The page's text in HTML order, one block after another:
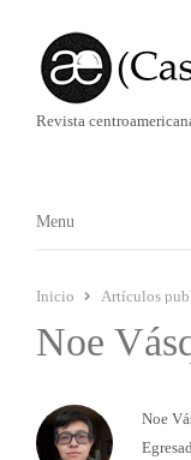
Revista
Menú
Menu
Inicio Artículos
Noe
Noe